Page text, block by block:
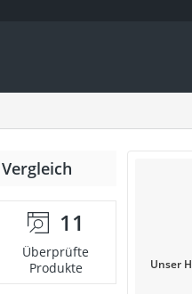
11
Überprüfte
Produkte
Unser